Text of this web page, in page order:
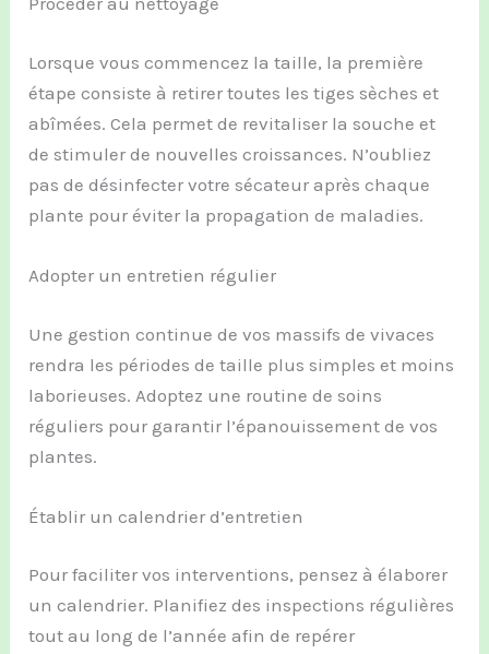
Lorsque vous commencez la taille, la première
étape consiste à retirer toutes les tiges sèches et
abîmées. Cela permet de revitaliser la souche et
de stimuler de nouvelles croissances. N’oubliez
pas de désinfecter votre sécateur après chaque
plante pour éviter la propagation de maladies.
Adopter un entretien régulier
Une gestion continue de vos massifs de vivaces
rendra les périodes de taille plus simples et moins
laborieuses. Adoptez une routine de soins
réguliers pour garantir l’épanouissement de vos
plantes.
Établir un calendrier d’entretien
Pour faciliter vos interventions, pensez à élaborer
un calendrier. Planifiez des inspections régulières
tout au long de l’année afin de repérer